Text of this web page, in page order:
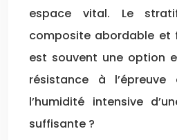
espace vital. Le
composite abordable et
est souvent une option
résistance à
l’humidité intensive
suffisante ?